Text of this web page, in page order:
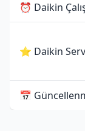
⏰ Daikin
⭐ Daikin
📅